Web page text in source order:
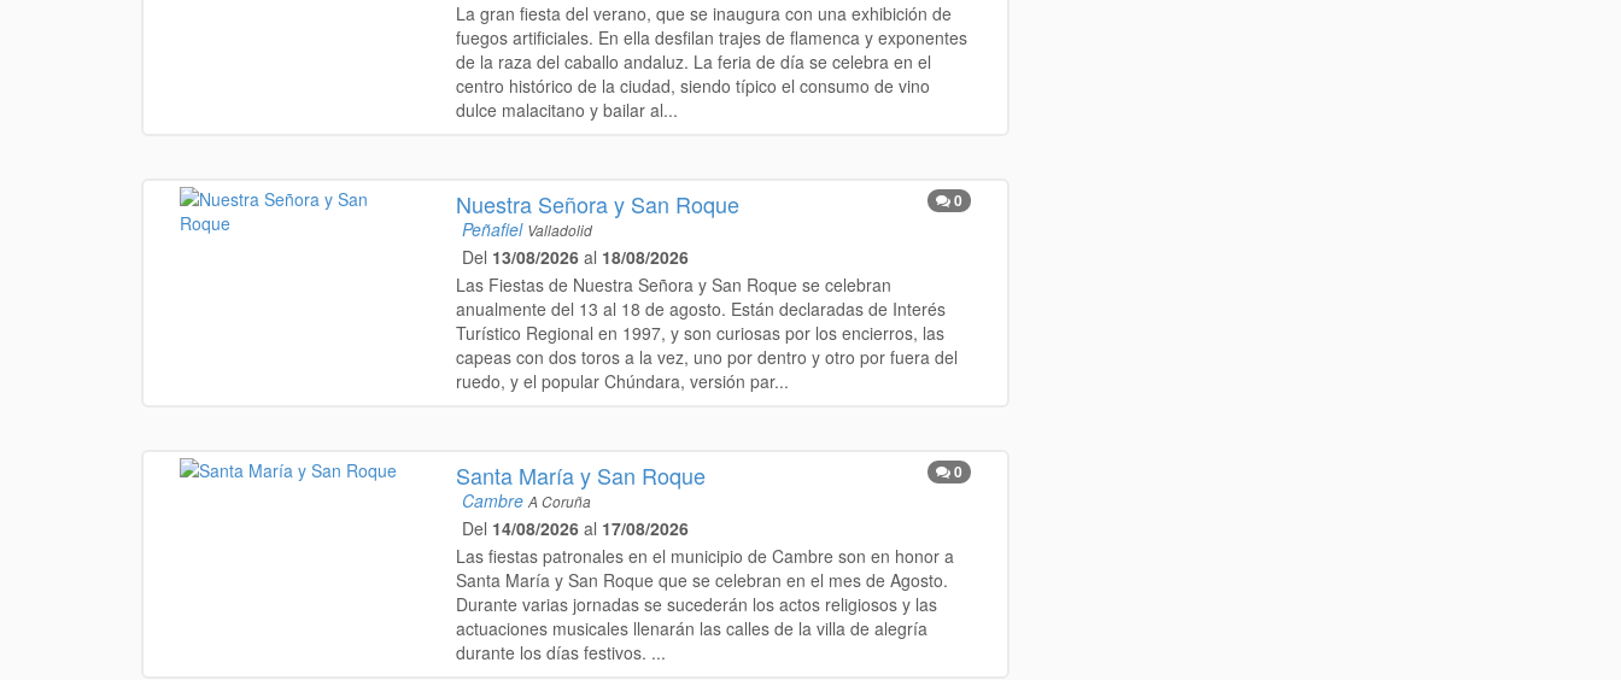
La gran fiesta del verano, que se inaugura con una exhibición de
fuegos artificiales. En ella desfilan trajes de flamenca y exponentes
de la raza del caballo andaluz. La feria de día se celebra en el
centro histórico de la ciudad, siendo típico el consumo de vino
dulce malacitano y bailar al...
0
Nuestra Señora y San Roque
Peñafiel Valladolid
Del 13/08/2026al 18/08/2026
Las Fiestas de Nuestra Señora y San Roque se celebran
anualmente del 13 al 18 de agosto. Están declaradas de Interés
Turístico Regional en 1997, y son curiosas por los encierros, las
capeas con dos toros a la vez, uno por dentro y otro por fuera del
ruedo, y el popular Chúndara, versión par...
0
Santa María y San Roque
Cambre A Coruña
Del 14/08/2026al 17/08/2026
Las fiestas patronales en el municipio de Cambre son en honor a
Santa María y San Roque que se celebran en el mes de Agosto.
Durante varias jornadas se sucederán los actos religiosos y las
actuaciones musicales llenarán las calles de la villa de alegría
durante los días festivos. ...